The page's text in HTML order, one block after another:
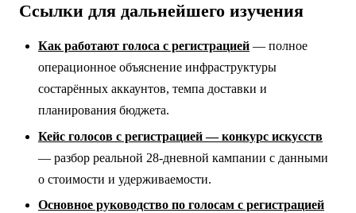
Ссылки для дальнейшего изучения
Как работают голоса с регистрацией — полное
операционное объяснение инфраструктуры
состарённых аккаунтов, темпа доставки и
планирования бюджета.
Кейс голосов с регистрацией — конкурс искусств
— разбор реальной 28-дневной кампании с данными
о стоимости и удерживаемости.
Основное руководство по голосам с регистрацией